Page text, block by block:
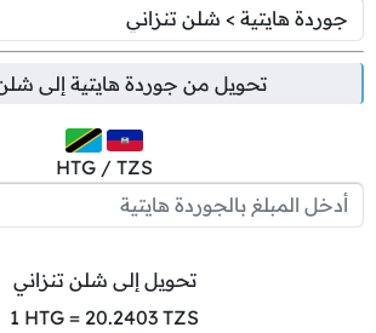
تحويل من جوردة هايتية إلى
HTG / TZS
تحويل إلى شلن تنزاني
1 HTG = 20.2403 TZS